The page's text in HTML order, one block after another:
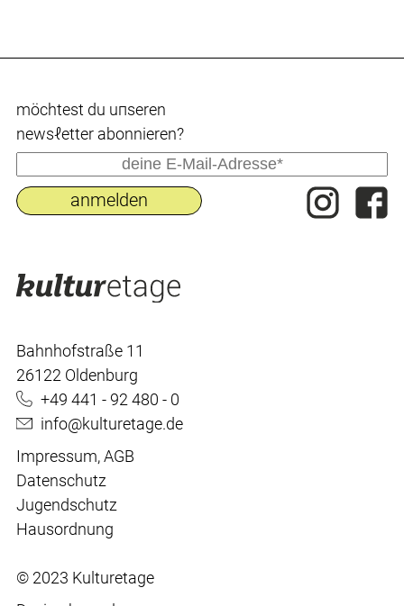
Bahnhofstraße 11
26122 Oldenburg
+49 441 - 92 480 - 0
info@kulturetage.de
Impressum,AGB
Datenschutz
Jugendschutz
Hausordnung
© 2023 Kulturetage
möchtest du uпseren
newsℓetter abonnieren?